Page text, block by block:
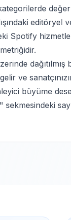
editöryel
Spotify
dağıtılmış
ve
büyüme
sayı